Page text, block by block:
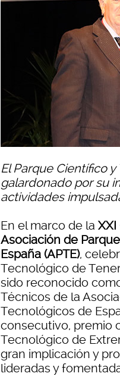
El Parque Científico
galardonado por su
actividades
En el marco de la
Asociación de
España (APTE),
Tecnológico de
sido reconocido
Técnicos de la
Tecnológicos de
consecutivo, premio
Tecnológico de
gran implicación y
lideradas y